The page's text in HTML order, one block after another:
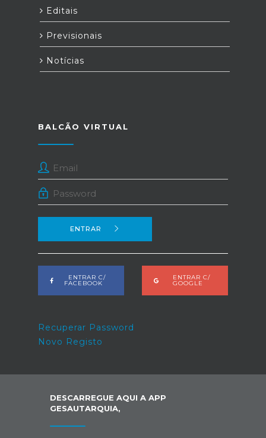
Editais
Previsionais
Notícias
BALCÃO VIRTUAL
ENTRAR
ENTRAR C/
FACEBOOK
ENTRAR C/
GOOGLE
Recuperar Password
Novo Registo
DESCARREGUE AQUI A APP
GESAUTARQUIA,